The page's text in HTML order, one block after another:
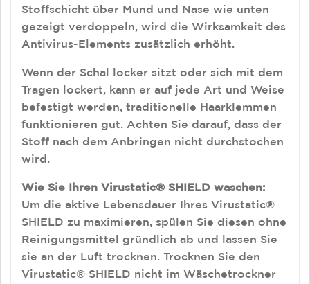
Stoffschicht über Mund und Nase wie unten
gezeigt verdoppeln, wird die Wirksamkeit des
Antivirus-Elements zusätzlich erhöht.
Wenn der Schal locker sitzt oder sich mit dem
Tragen lockert, kann er auf jede Art und Weise
befestigt werden, traditionelle Haarklemmen
funktionieren gut. Achten Sie darauf, dass der
Stoff nach dem Anbringen nicht durchstochen
wird.
Wie Sie Ihren Virustatic® SHIELD waschen:
Um die aktive Lebensdauer Ihres Virustatic®
SHIELD zu maximieren, spülen Sie diesen ohne
Reinigungsmittel gründlich ab und lassen Sie
sie an der Luft trocknen. Trocknen Sie den
Virustatic® SHIELD nicht im Wäschetrockner